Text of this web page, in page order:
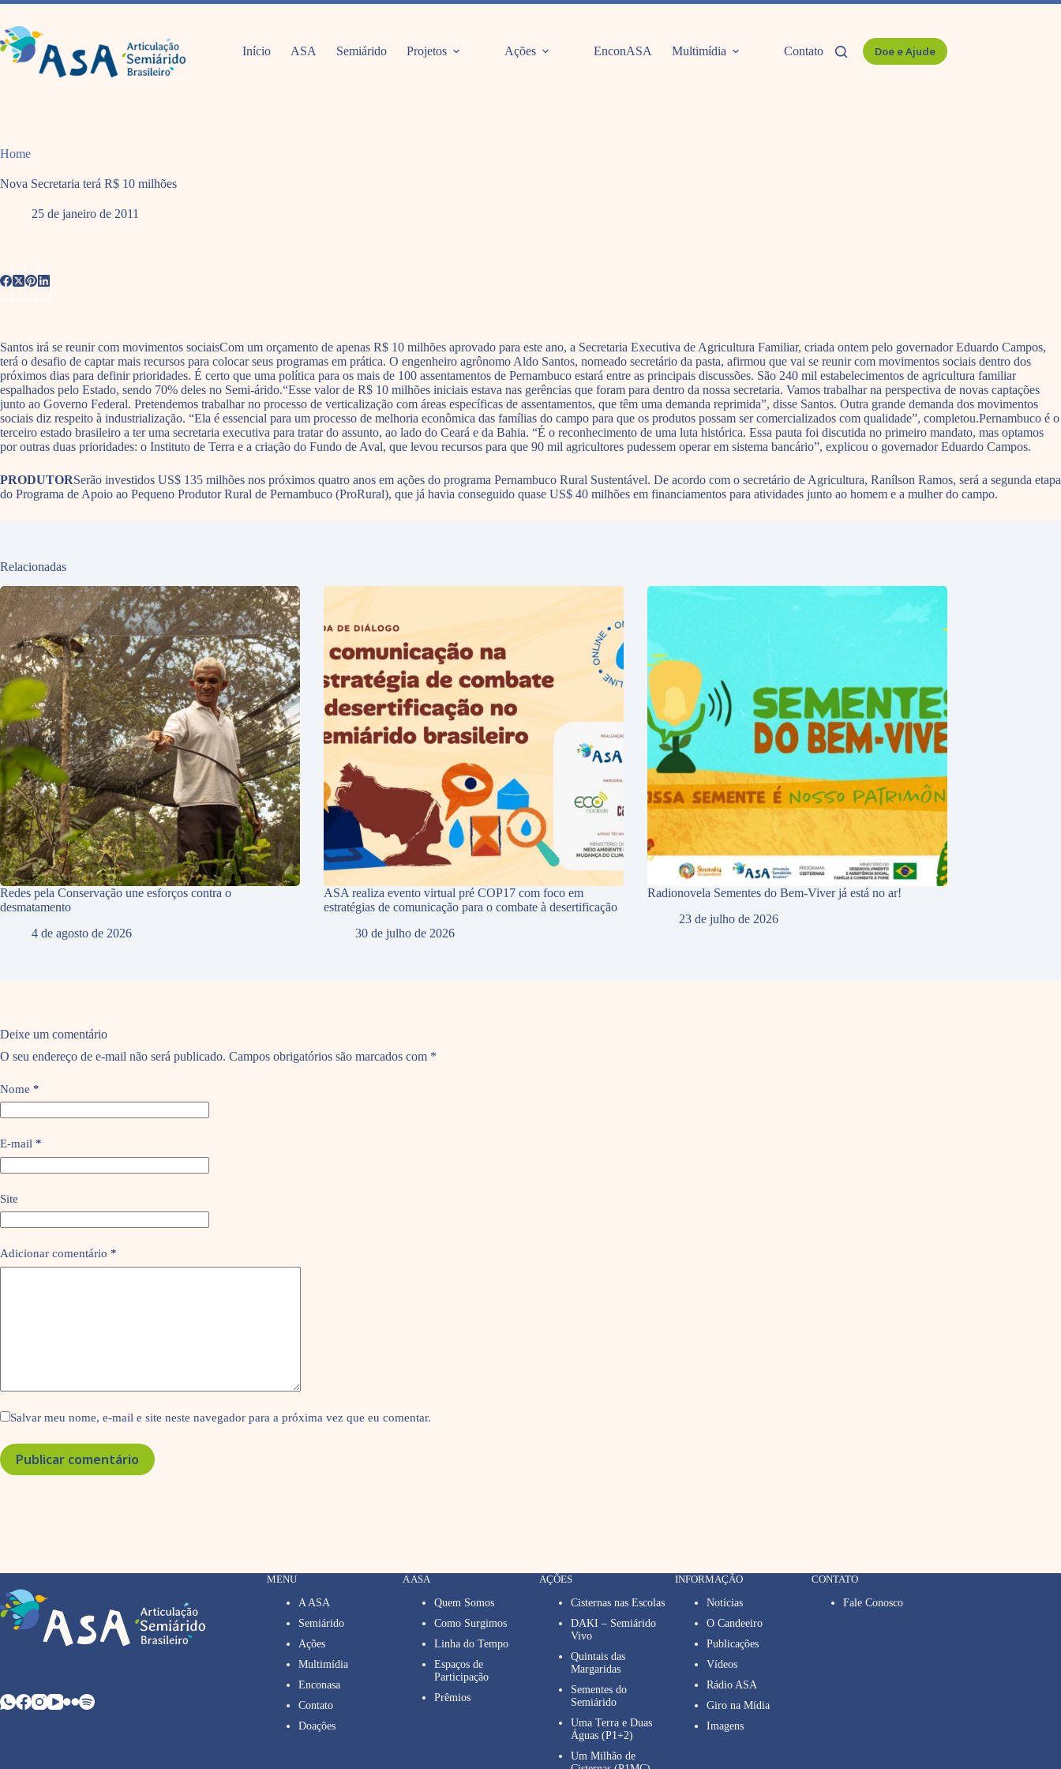
Pular
o
conteúdo
Início ASA Semiárido Projetos Ações EnconASA Multimídia Contato Doe e Ajude
Home
Nova Secretaria terá R$ 10 milhões
25 de janeiro de 2011
Santos irá se reunir com movimentos sociaisCom um orçamento de apenas R$ 10 milhões aprovado para este ano, a Secretaria Executiva de Agricultura Familiar, criada ontem pelo governador Eduardo Campos,
terá o desafio de captar mais recursos para colocar seus programas em prática. O engenheiro agrônomo Aldo Santos, nomeado secretário da pasta, afirmou que vai se reunir com movimentos sociais dentro dos
próximos dias para definir prioridades. É certo que uma política para os mais de 100 assentamentos de Pernambuco estará entre as principais discussões. São 240 mil estabelecimentos de agricultura familiar
espalhados pelo Estado, sendo 70% deles no Semi-árido.“Esse valor de R$ 10 milhões iniciais estava nas gerências que foram para dentro da nossa secretaria. Vamos trabalhar na perspectiva de novas captações
junto ao Governo Federal. Pretendemos trabalhar no processo de verticalização com áreas específicas de assentamentos, que têm uma demanda reprimida”, disse Santos. Outra grande demanda dos movimentos
sociais diz respeito à industrialização. “Ela é essencial para um processo de melhoria econômica das famílias do campo para que os produtos possam ser comercializados com qualidade”, completou.Pernambuco é o
terceiro estado brasileiro a ter uma secretaria executiva para tratar do assunto, ao lado do Ceará e da Bahia. “É o reconhecimento de uma luta histórica. Essa pauta foi discutida no primeiro mandato, mas optamos
por outras duas prioridades: o Instituto de Terra e a criação do Fundo de Aval, que levou recursos para que 90 mil agricultores pudessem operar em sistema bancário”, explicou o governador Eduardo Campos.
PRODUTORSerão investidos US$ 135 milhões nos próximos quatro anos em ações do programa Pernambuco Rural Sustentável. De acordo com o secretário de Agricultura, Ranílson Ramos, será a segunda etapa
do Programa de Apoio ao Pequeno Produtor Rural de Pernambuco (ProRural), que já havia conseguido quase US$ 40 milhões em financiamentos para atividades junto ao homem e a mulher do campo.
Relacionadas
Redes pela Conservação une esforços contra o
desmatamento
4 de agosto de 2026
ASA realiza evento virtual pré COP17 com foco em
estratégias de comunicação para o combate à desertificação
30 de julho de 2026
Radionovela Sementes do Bem-Viver já está no ar!
23 de julho de 2026
Deixe um comentário
O seu endereço de e-mail não será publicado. Campos obrigatórios são marcados com *
Nome *
E-mail *
Site
Adicionar comentário *
Salvar meu nome, e-mail e site neste navegador para a próxima vez que eu comentar.
Publicar comentário
MENU
A ASA
Semiárido
Ações
Multimídia
Enconasa
Contato
Doações
A ASA
Quem Somos
Como Surgimos
Linha do Tempo
Espaços de
Participação
Prêmios
AÇÕES
Cisternas nas Escolas
DAKI – Semiárido
Vivo
Quintais das
Margaridas
Sementes do
Semiárido
Uma Terra e Duas
Águas (P1+2)
Um Milhão de
INFORMAÇÃO
Notícias
O Candeeiro
Publicações
Vídeos
Rádio ASA
Giro na Mídia
Imagens
CONTATO
Fale Conosco